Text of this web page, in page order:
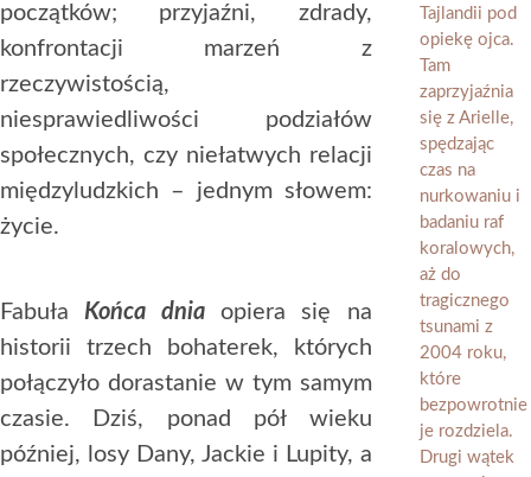
początków; przyjaźni, zdrady,
konfrontacji marzeń z
rzeczywistością,
niesprawiedliwości podziałów
społecznych, czy niełatwych relacji
międzyludzkich – jednym słowem:
życie.
FabułaKońca dniaopiera się na
historii trzech bohaterek, których
połączyło dorastanie w tym samym
czasie. Dziś, ponad pół wieku
później, losy Dany, Jackie i Lupity, a